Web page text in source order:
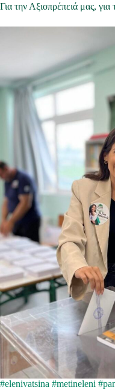
Για την Αξιοπρέπειά μας,
#elenivatsina #metineleni